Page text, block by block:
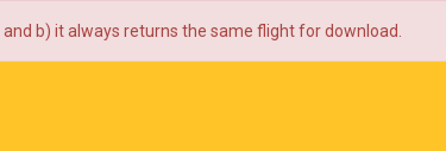
b) it always returns the same flight for download.